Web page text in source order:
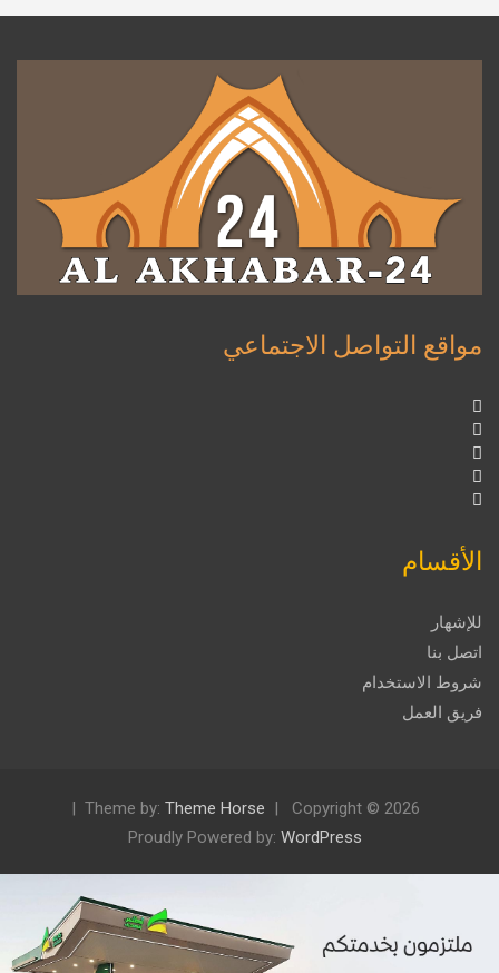
مواقع التواصل الاجتماعي
الأقسام
للإشهار
اتصل بنا
شروط الاستخدام
فريق العمل
Copyright © 2026
Theme by: Theme Horse
Proudly Powered by: WordPress